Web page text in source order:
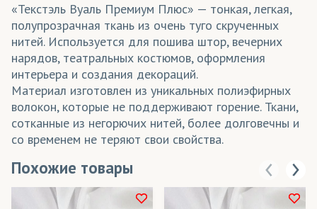
«Текстэль Вуаль Премиум Плюс» — тонкая, легкая,
полупрозрачная ткань из очень туго скрученных
нитей. Используется для пошива штор, вечерних
нарядов, театральных костюмов, оформления
интерьера и создания декораций.
Материал изготовлен из уникальных полиэфирных
волокон, которые не поддерживают горение. Ткани,
сотканные из негорючих нитей, более долговечны и
со временем не теряют свои свойства.
Похожие товары